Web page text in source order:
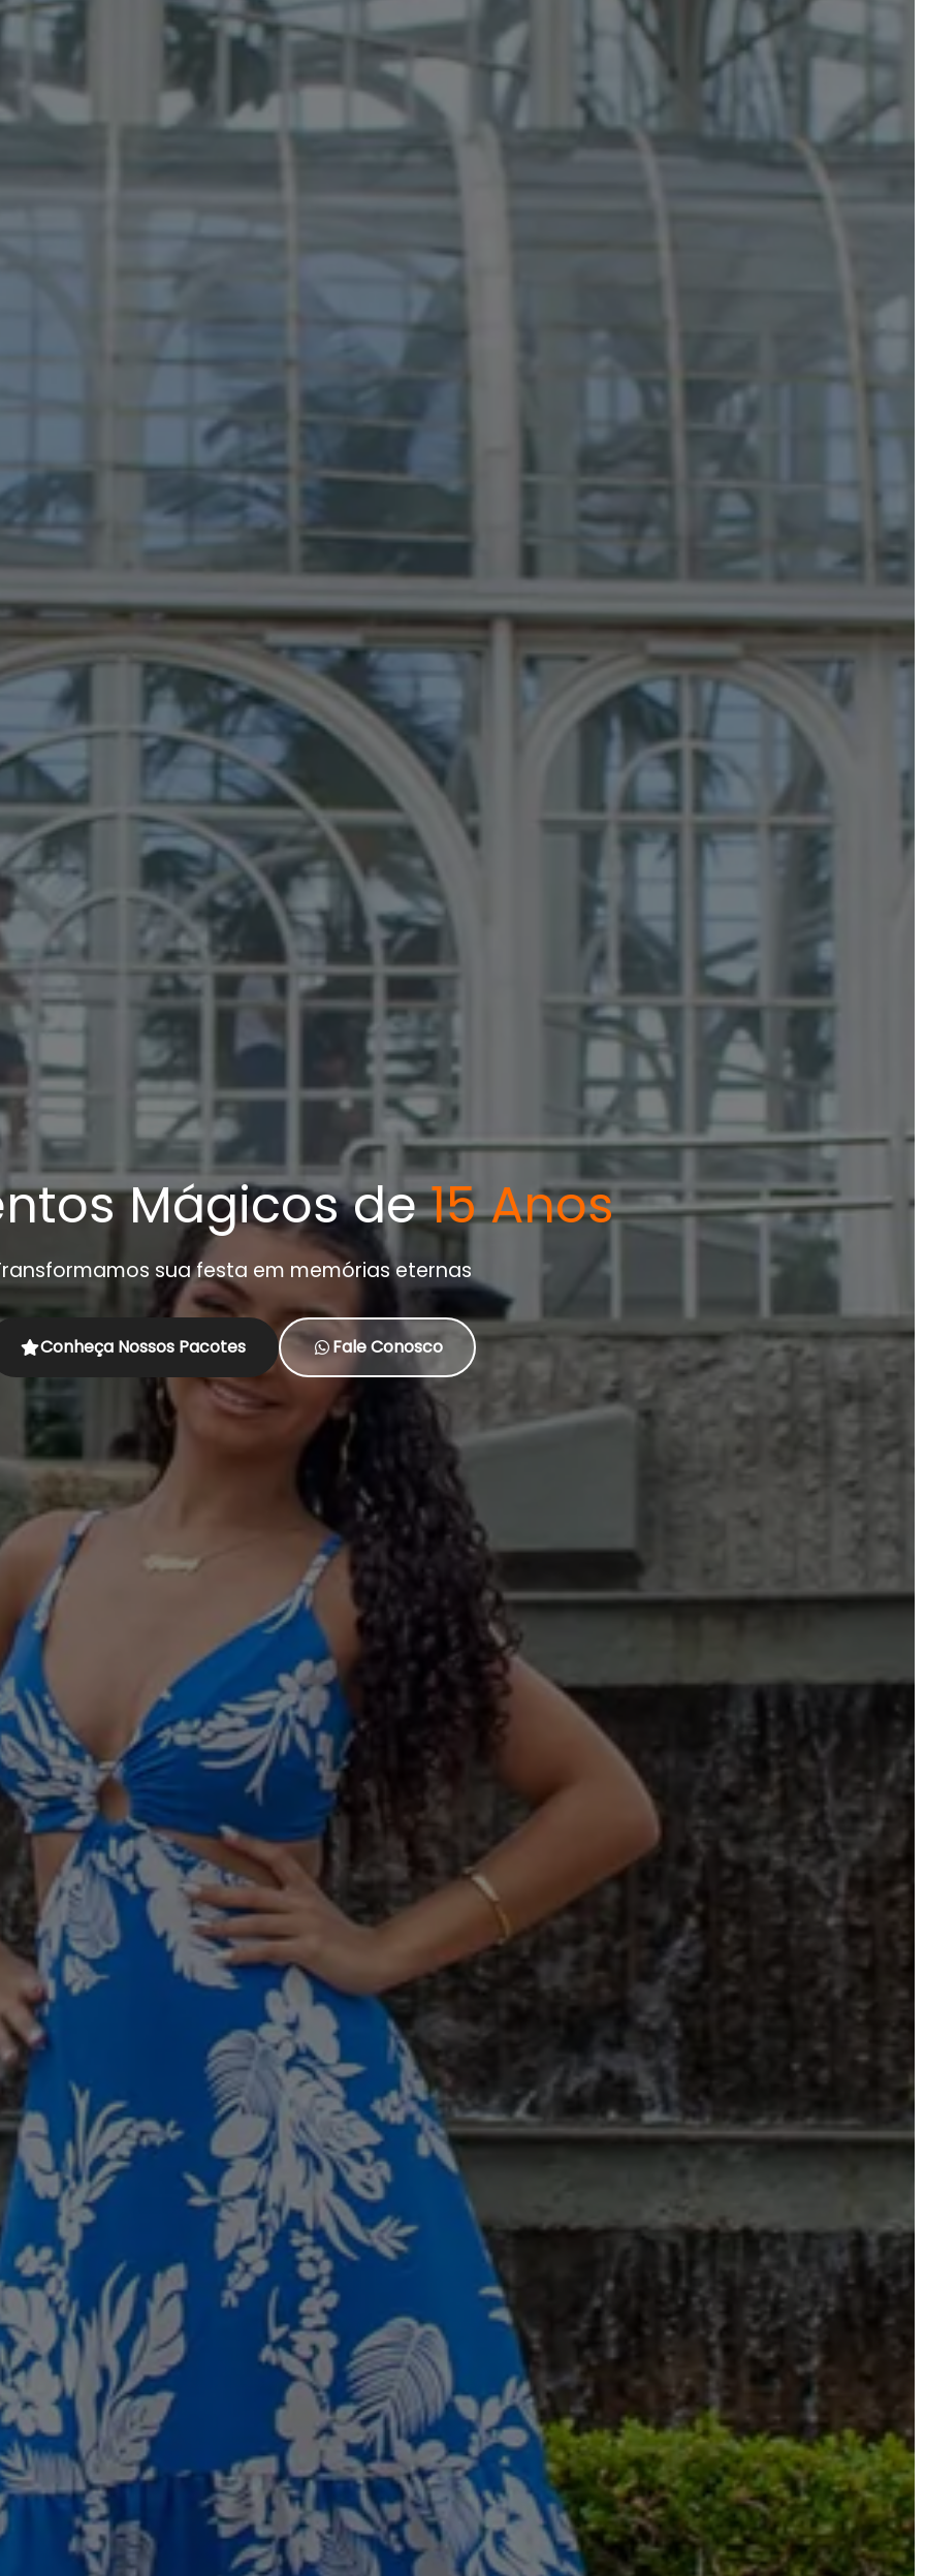
Mágicos de15 Anos
sua festa em memórias eternas
Conheça Nossos Pacotes Fale Conosco